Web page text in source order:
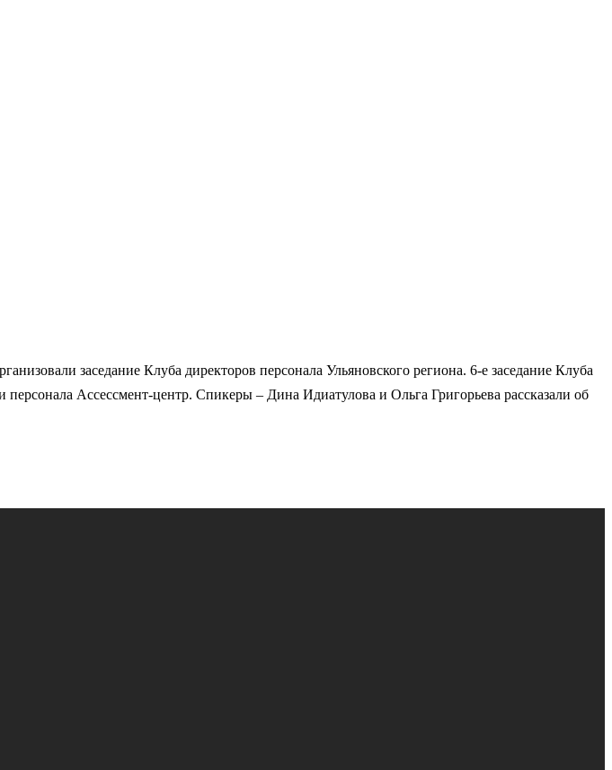
заседание Клуба директоров персонала Ульяновского региона. 6-е заседание Клуба
Ассессмент-центр. Спикеры – Дина Идиатулова и Ольга Григорьева рассказали об